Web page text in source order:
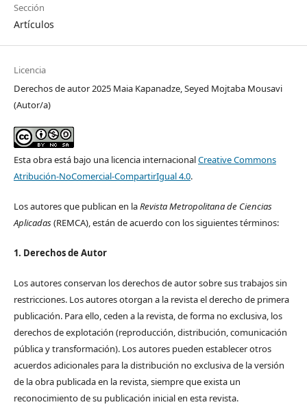
Sección
Artículos
Licencia
Derechos de autor 2025 Maia Kapanadze, Seyed Mojtaba Mousavi
(Autor/a)
Esta obra está bajo una licencia internacionalCreative Commons
Atribución-NoComercial-CompartirIgual 4.0.
Los autores que publican en laRevista Metropolitana de Ciencias
Aplicadas(REMCA), están de acuerdo con los siguientes términos:
1. Derechos de Autor
Los autores conservan los derechos de autor sobre sus trabajos sin
restricciones. Los autores otorgan a la revista el derecho de primera
publicación. Para ello, ceden a la revista, de forma no exclusiva, los
derechos de explotación (reproducción, distribución, comunicación
pública y transformación). Los autores pueden establecer otros
acuerdos adicionales para la distribución no exclusiva de la versión
de la obra publicada en la revista, siempre que exista un
reconocimiento de su publicación inicial en esta revista.